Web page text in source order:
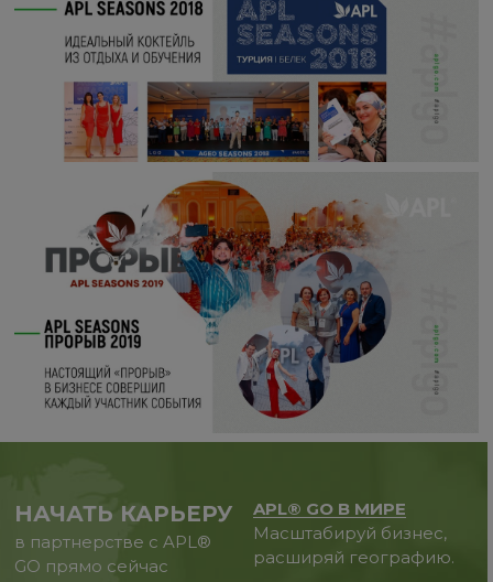
НАЧАТЬ КАРЬЕРУ
в партнерстве с APL®
GO прямо сейчас
APL® GO В МИРЕ
Масштабируй бизнес,
расширяй географию.